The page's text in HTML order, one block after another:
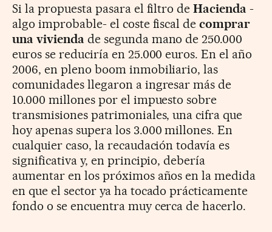
Si la propuesta pasara el filtro deHacienda -
algo improbable- el coste fiscal decomprar
una vivienda de segunda mano de 250.000
euros se reduciría en 25.000 euros. En el año
2006, en pleno boom inmobiliario, las
comunidades llegaron a ingresar más de
10.000 millones por el impuesto sobre
transmisiones patrimoniales, una cifra que
hoy apenas supera los 3.000 millones. En
cualquier caso, la recaudación todavía es
significativa y, en principio, debería
aumentar en los próximos años en la medida
en que el sector ya ha tocado prácticamente
fondo o se encuentra muy cerca de hacerlo.